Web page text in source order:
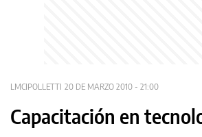
LMCIPOLLETTI 20 DE MARZO 2010 - 21:00
Capacitación en